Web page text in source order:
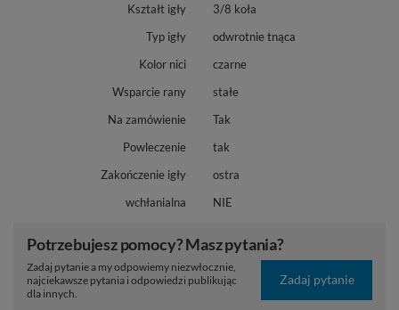
Kształt igły
3/8 koła
Typ igły
odwrotnie tnąca
Kolor nici
czarne
Wsparcie rany
stałe
Na zamówienie
Tak
Powleczenie
tak
Zakończenie igły
ostra
wchłanialna
NIE
Potrzebujesz pomocy? Masz pytania?
Zadaj pytanie a my odpowiemy niezwłocznie,
najciekawsze pytania i odpowiedzi publikując
dla innych.
Zadaj pytanie